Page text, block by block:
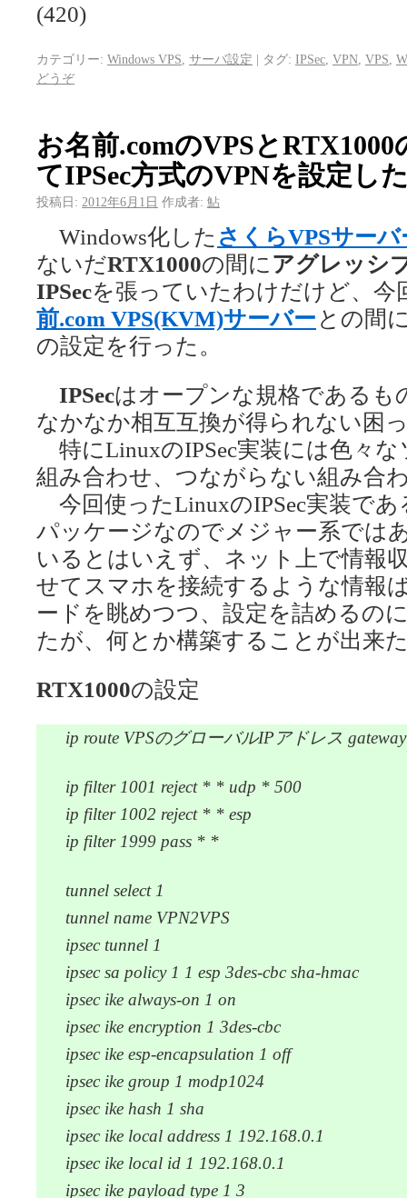
(420)
カテゴリー: Windows VPS サーバ設定 | タグ: IPSec VPN VPS
どうぞ
お名前.comのVPSと
てIPSec方式のVPNを設定し
投稿日: 2012年6月1日 作成者: 鮎
Windows化した さくらVPSサーバ
ないだRTX1000の間に アグレッシ
IPSecを張っていたわけだけど、今
前.com VPS(KVM)サーバー との間
の設定を行った。
IPSecはオープンな規格であるも
なかなか相互互換が得られない困
特にLinuxのIPSec実装には色々
組み合わせ、つながらない組み合
今回使ったLinuxのIPSec実装であ
パッケージなのでメジャー系では
いるとはいえず、ネット上で情報
せてスマホを接続するような情報
ードを眺めつつ、設定を詰めるの
たが、何とか構築することが出来
RTX1000の設定
ip route VPSのグローバルIPアドレス
ip filter 1001 reject * * udp * 500
ip filter 1002 reject * * esp
ip filter 1999 pass * *
tunnel select 1
tunnel name VPN2VPS
ipsec tunnel 1
ipsec sa policy 1 1 esp 3des-cbc sha-hmac
ipsec ike always-on 1 on
ipsec ike encryption 1 3des-cbc
ipsec ike esp-encapsulation 1 off
ipsec ike group 1 modp1024
ipsec ike hash 1 sha
ipsec ike local address 1 192.168.0.1
ipsec ike local id 1 192.168.0.1
ipsec ike payload type 1 3